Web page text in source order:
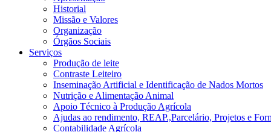
Historial
Missão e Valores
Organização
Órgãos Sociais
Serviços
Produção de leite
Contraste Leiteiro
Inseminação Artificial e Identificação de Nados Mortos
Nutrição e Alimentação Animal
Apoio Técnico à Produção Agrícola
Ajudas ao rendimento, REAP.,Parcelário, Projetos e
Contabilidade Agrícola